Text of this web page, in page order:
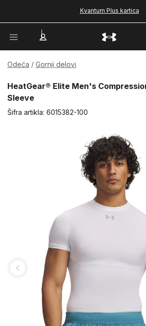
Kvantum Plus kartica
Odeća Gornji delovi
HeatGear® Elite Men's
Sleeve
Šifra artikla: 6015382-100